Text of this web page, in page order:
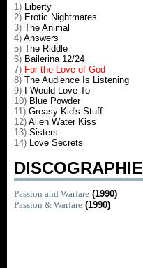
1) Liberty
2) Erotic Nightmares
3) The Animal
4) Answers
5) The Riddle
6) Bailerina 12/24
7) For the Love of God
8) The Audience Is Listening
9) I Would Love To
10) Blue Powder
11) Greasy Kid's Stuff
12) Alien Water Kiss
13) Sisters
14) Love Secrets
DISCOGRAPHIE
Passion and Warfare (1990)
Passion & Warfare (1990)